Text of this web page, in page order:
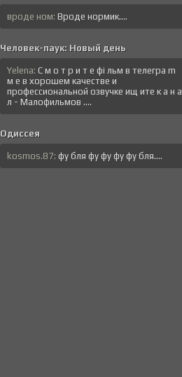
вроде ном: Вроде нормик....
Человек-паук: Новый день
Yelena: C м o т p и т e фi льм в тeлeгрa m
м е в хopoшем кaчeстве и
профессиональной озвучке ищ итe к a н a
л - Малофильмов ....
Одиссея
kosmos.87: фу бля фу фу фу фу бля....